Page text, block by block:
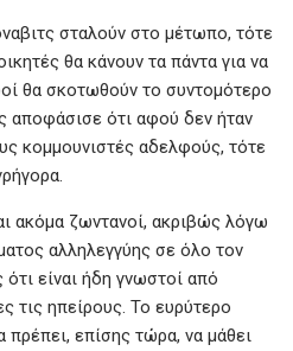
σταλούν στο μέτωπο, τότε
θα κάνουν τα πάντα για να
θα σκοτωθούν το συντομότερο
ότι αφού δεν ήταν
κομμουνιστές αδελφούς, τότε
ακόμα ζωντανοί, ακριβώς λόγω
αλληλεγγύης σε όλο τον
είναι ήδη γνωστοί από
τις ηπείρους. Το ευρύτερο
επίσης τώρα, να μάθει